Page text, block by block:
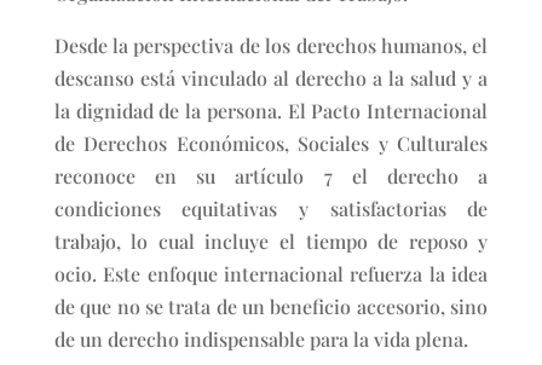
Desde la perspectiva de los derechos humanos, el
descanso está vinculado al derecho a la salud y a
la dignidad de la persona. El Pacto Internacional
de Derechos Económicos, Sociales y Culturales
reconoce en su artículo 7 el derecho a
condiciones equitativas y satisfactorias de
trabajo, lo cual incluye el tiempo de reposo y
ocio. Este enfoque internacional refuerza la idea
de que no se trata de un beneficio accesorio, sino
de un derecho indispensable para la vida plena.